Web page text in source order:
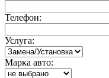
Телефон:
Услуга:
Марка авто: